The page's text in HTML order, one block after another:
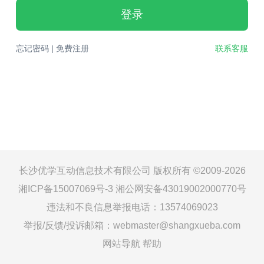
登录
忘记密码| 免费注册 联系客服
长沙优学互动信息技术有限公司 版权所有 ©2009-2026
湘ICP备15007069号-3 湘公网安备43019002000770号
违法和不良信息举报电话：13574069023
举报/反馈/投诉邮箱：webmaster@shangxueba.com
网站导航 帮助